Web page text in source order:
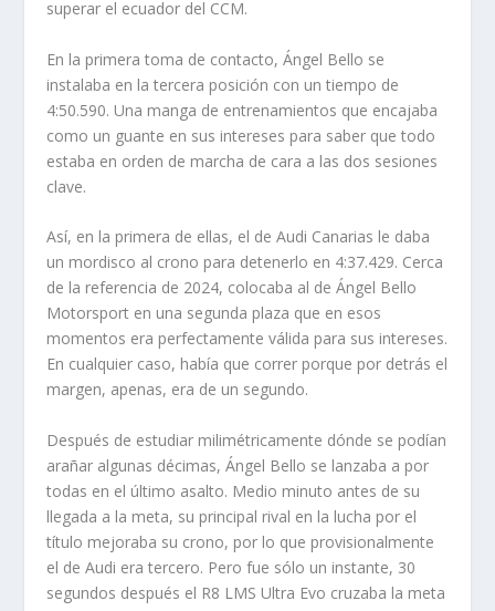
superar el ecuador del CCM.
En la primera toma de contacto, Ángel Bello se
instalaba en la tercera posición con un tiempo de
4:50.590. Una manga de entrenamientos que encajaba
como un guante en sus intereses para saber que todo
estaba en orden de marcha de cara a las dos sesiones
clave.
Así, en la primera de ellas, el de Audi Canarias le daba
un mordisco al crono para detenerlo en 4:37.429. Cerca
de la referencia de 2024, colocaba al de Ángel Bello
Motorsport en una segunda plaza que en esos
momentos era perfectamente válida para sus intereses.
En cualquier caso, había que correr porque por detrás el
margen, apenas, era de un segundo.
Después de estudiar milimétricamente dónde se podían
arañar algunas décimas, Ángel Bello se lanzaba a por
todas en el último asalto. Medio minuto antes de su
llegada a la meta, su principal rival en la lucha por el
título mejoraba su crono, por lo que provisionalmente
el de Audi era tercero. Pero fue sólo un instante, 30
segundos después el R8 LMS Ultra Evo cruzaba la meta